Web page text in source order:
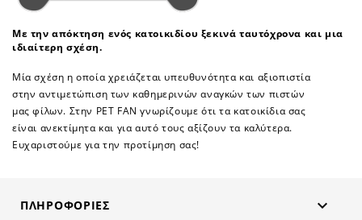
Με την απόκτηση ενός κατοικιδίου ξεκινά ταυτόχρονα και μια
ιδιαίτερη σχέση.
Μία σχέση η οποία χρειάζεται υπευθυνότητα και αξιοπιστία
στην αντιμετώπιση των καθημερινών αναγκών των πιστών
μας φίλων. Στην PET FAN γνωρίζουμε ότι τα κατοικίδια σας
είναι ανεκτίμητα και για αυτό τους αξίζουν τα καλύτερα.
Ευχαριστούμε για την προτίμηση σας!
ΠΛΗΡΟΦΟΡΊΕΣ 